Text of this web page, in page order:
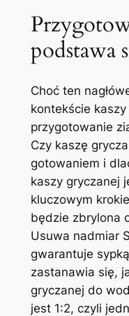
podstawa
Choć ten
kontekście
przygotowanie
Czy kaszę
gotowaniem i
kaszy gryczanej
kluczowym
będzie zbrylona
Usuwa nadmiar
gwarantuje
zastanawia się,
gryczanej do
jest 1:2, czyli